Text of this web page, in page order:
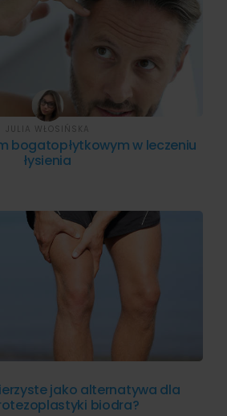
bogatopłytkowym w leczeniu
łysienia
JULIA WŁOSIŃSKA
jako alternatywa dla
biodra?